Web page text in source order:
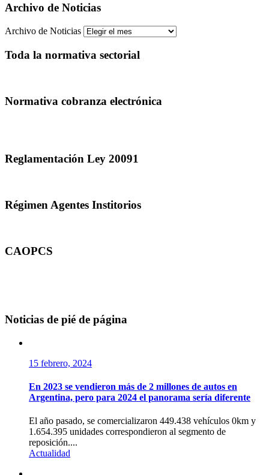
Archivo de Noticias
Archivo de Noticias
Toda la normativa sectorial
Normativa cobranza electrónica
Reglamentación Ley 20091
Régimen Agentes Institorios
CAOPCS
Noticias de pié de página
15 febrero, 2024
En 2023 se vendieron más de 2 millones de autos en
Argentina, pero para 2024 el panorama sería diferente
El año pasado, se comercializaron 449.438 vehículos 0km y
1.654.395 unidades correspondieron al segmento de
reposición....
Actualidad